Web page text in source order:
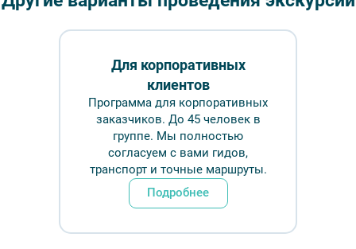
№4 — Фотобанк Лори/Галина Ермолаева
Для корпоративных
клиентов
Программа для корпоративных
заказчиков. До 45 человек в
группе. Мы полностью
согласуем с вами гидов,
транспорт и точные маршруты.
Подробнее